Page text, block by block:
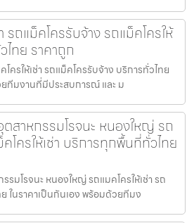
รถแม็คโครรับจ้าง รถแม็คโครให้
ทย ราคาถูก
โครให้เช่า รถแม็คโครรับจ้าง บริการทั่วไทย
ทีมงานที่มีประสบการณ์ และ ม
ตสาหกรรมโรจนะ หนองใหญ่ รถ
โครให้เช่า บริการทุกพื้นที่ทั่วไทย
รมโรจนะ หนองใหญ่ รถแมคโครให้เช่า รถ
ในราคาเป็นกันเอง พร้อมด้วยทีมง